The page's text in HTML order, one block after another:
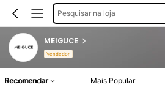
Pesquisar na loja
MEIGUCE
Vendedor
Recomendar Mais Popular